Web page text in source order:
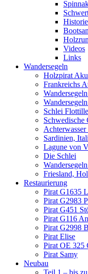
Historie
Videos
Links
Wandersegeln
Holzpirat
Frankreichs
Schlei
Schwedische
Sardinien,
Lagune von
Die Schlei
Friesland,
Restaurierung
Pirat G1635
Pirat G2983
Pirat G451
Pirat G116
Pirat G2998
Pirat Elise
Pirat OE 325
Pirat Samy
Neubau